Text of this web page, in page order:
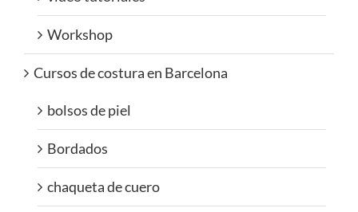
Workshop
Cursos de costura en Barcelona
bolsos de piel
Bordados
chaqueta de cuero